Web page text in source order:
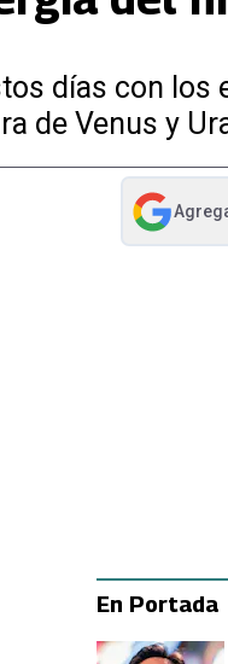
días con los
de Venus y
abre en
En Portada